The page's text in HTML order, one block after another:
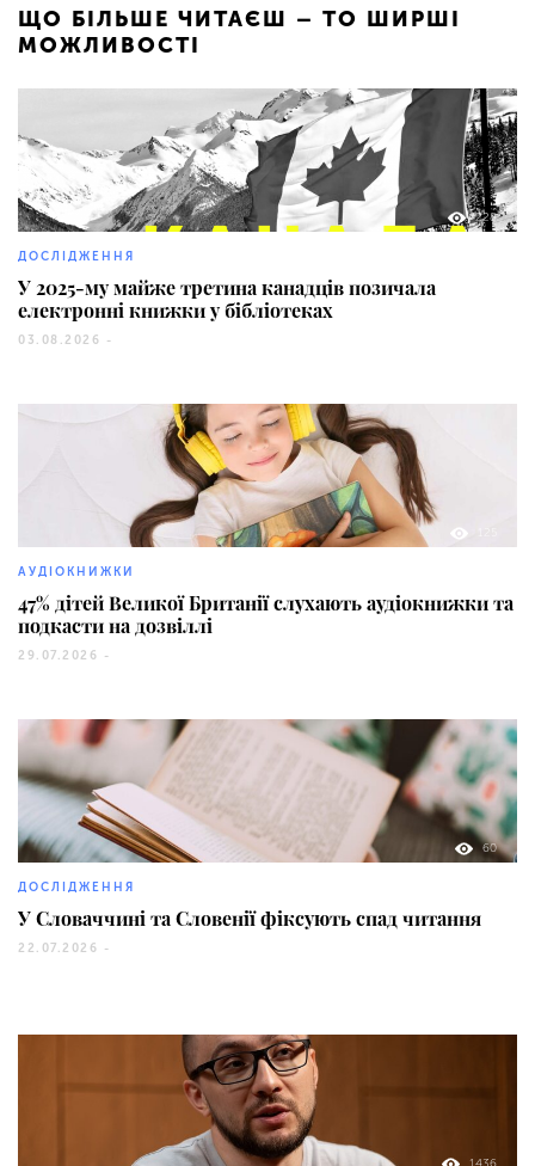
ЩО БІЛЬШЕ ЧИТАЄШ – ТО ШИРШІ
МОЖЛИВОСТІ
228
ДОСЛІДЖЕННЯ
У 2025-му майже третина канадців позичала
електронні книжки у бібліотеках
03.08.2026 -
АУДІОКНИЖКИ
47% дітей Великої Британії слухають аудіокнижки та
подкасти на дозвіллі
29.07.2026 -
60
ДОСЛІДЖЕННЯ
У Словаччині та Словенії фіксують спад читання
22.07.2026 -
1436